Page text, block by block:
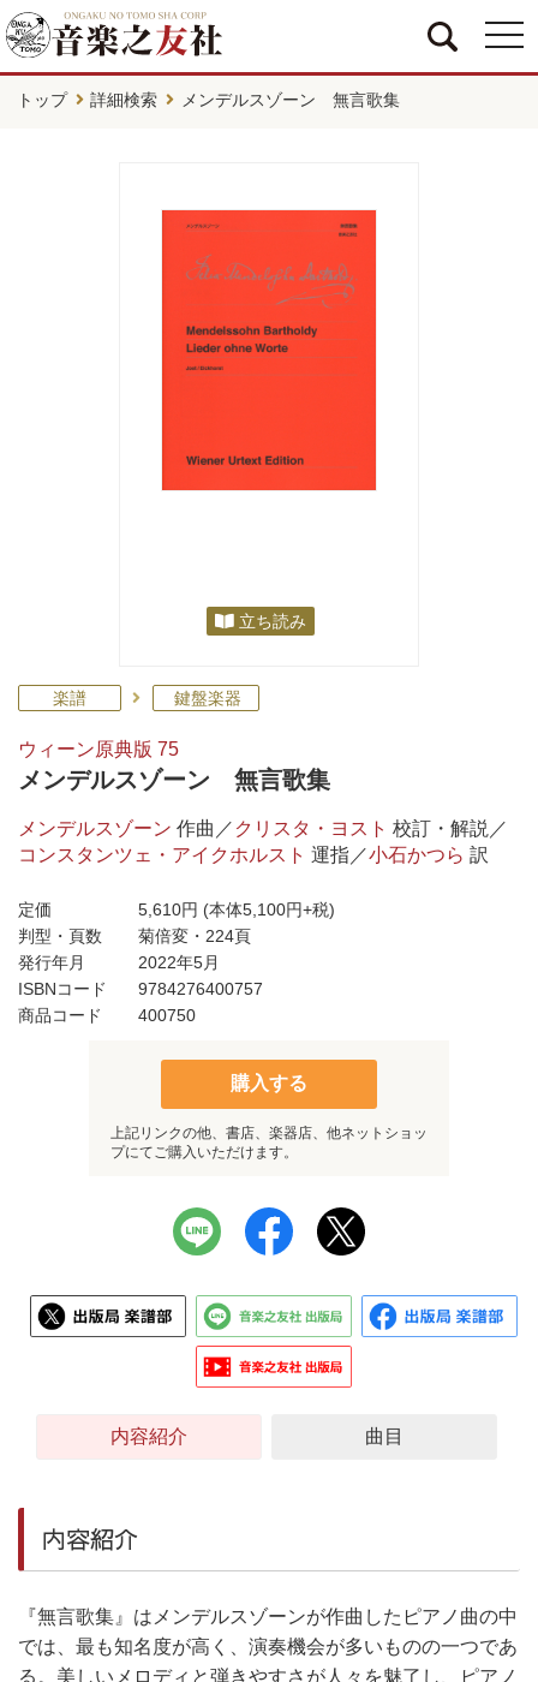
トップ 詳細検索 メンデルスゾーン 無言歌集
立ち読み
楽譜 鍵盤楽器
ウィーン原典版 75
メンデルスゾーン 無言歌集
メンデルスゾーン 作曲／ クリスタ・ヨスト 校訂・解説／
コンスタンツェ・アイクホルスト 運指／小石かつら 訳
定価 5,610円 (本体5,100円+税)
判型・頁数
菊倍変・224頁
発行年月
2022年5月
ISBNコード
9784276400757
商品コード
400750
購入する
上記リンクの他、書店、楽器店、他ネットショッ
プにてご購入いただけます。
内容紹介 曲目
内容紹介
『無言歌集』はメンデルスゾーンが作曲したピアノ曲の中
では、最も知名度が高く、演奏機会が多いものの一つであ
る。美しいメロディと弾きやすさが人々を魅了し、ピアノ